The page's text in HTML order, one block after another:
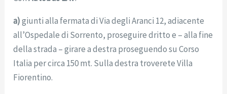
a)giunti alla fermata di Via degli Aranci 12, adiacente
all’Ospedale di Sorrento, proseguire dritto e – alla fine
della strada – girare a destra proseguendo su Corso
Italia per circa 150 mt. Sulla destra troverete Villa
Fiorentino.